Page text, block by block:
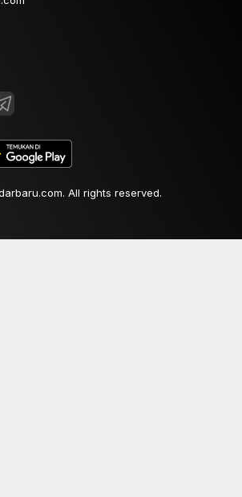
All rights reserved.